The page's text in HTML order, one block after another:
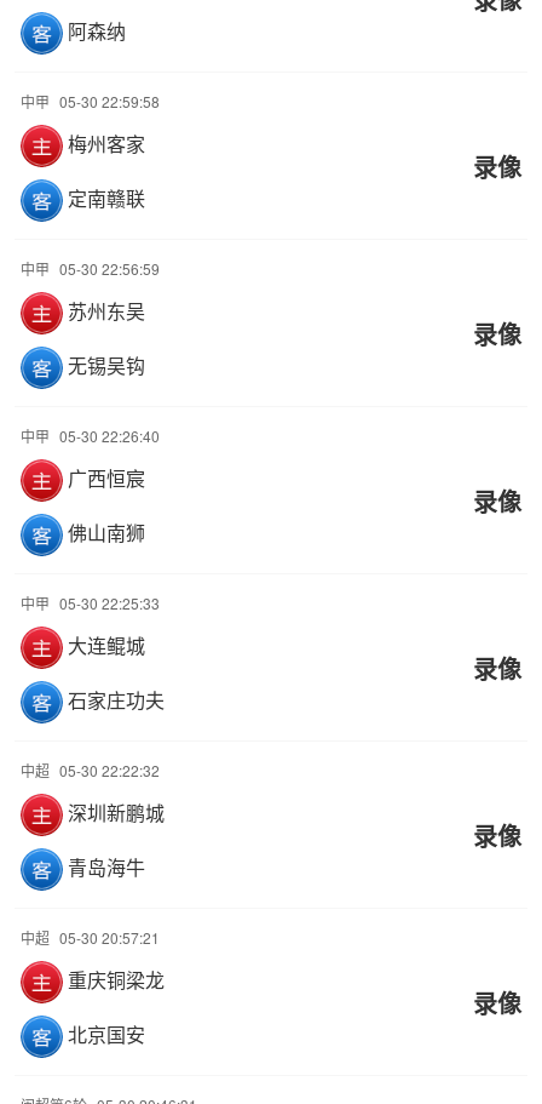
阿森纳
中甲 05-30 22:59:58
梅州客家
定南赣联
录像
中甲 05-30 22:56:59
苏州东吴
无锡吴钩
录像
中甲 05-30 22:26:40
广西恒宸
佛山南狮
录像
中甲 05-30 22:25:33
大连鲲城
石家庄功夫
录像
中超 05-30 22:22:32
深圳新鹏城
青岛海牛
录像
中超 05-30 20:57:21
重庆铜梁龙
北京国安
录像